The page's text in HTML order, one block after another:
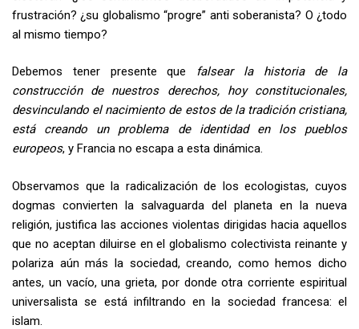
frustración? ¿su globalismo “progre” anti soberanista? O ¿todo
al mismo tiempo?
Debemos tener presente que falsear la historia de la
construcción de nuestros derechos, hoy constitucionales,
desvinculando el nacimiento de estos de la tradición cristiana,
está creando un problema de identidad en los pueblos
europeos, y Francia no escapa a esta dinámica.
Observamos que la radicalización de los ecologistas, cuyos
dogmas convierten la salvaguarda del planeta en la nueva
religión, justifica las acciones violentas dirigidas hacia aquellos
que no aceptan diluirse en el globalismo colectivista reinante y
polariza aún más la sociedad, creando, como hemos dicho
antes, un vacío, una grieta, por donde otra corriente espiritual
universalista se está infiltrando en la sociedad francesa: el
islam.